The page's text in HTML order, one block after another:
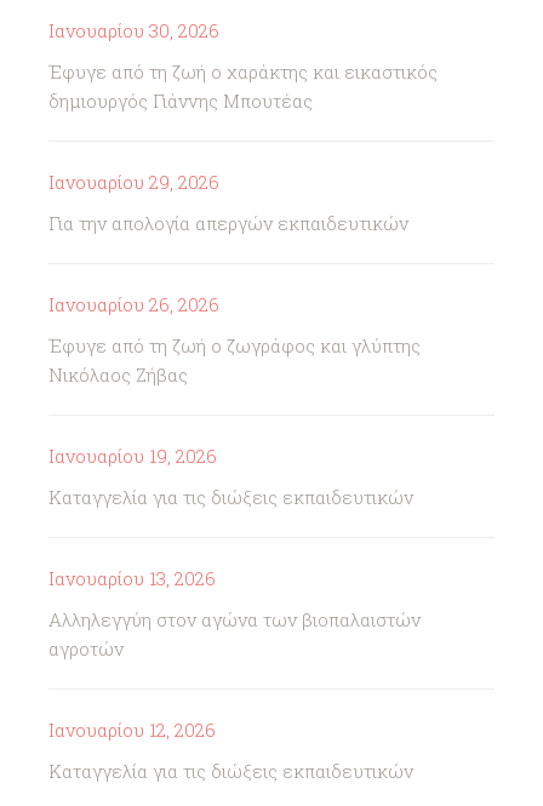
Ιανουαρίου 30, 2026
Έφυγε από τη ζωή ο χαράκτης και εικαστικός
δημιουργός Γιάννης Μπουτέας
Ιανουαρίου 29, 2026
Για την απολογία απεργών εκπαιδευτικών
Ιανουαρίου 26, 2026
Έφυγε από τη ζωή ο ζωγράφος και γλύπτης
Νικόλαος Ζήβας
Ιανουαρίου 19, 2026
Καταγγελία για τις διώξεις εκπαιδευτικών
Ιανουαρίου 13, 2026
Αλληλεγγύη στον αγώνα των βιοπαλαιστών
αγροτών
Ιανουαρίου 12, 2026
Καταγγελία για τις διώξεις εκπαιδευτικών